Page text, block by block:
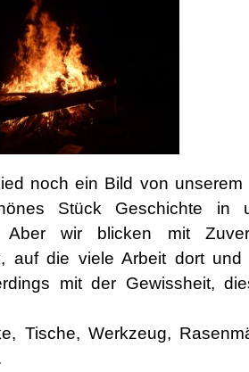
noch ein Bild von
Stück Geschichte in
Aber wir blicken mit
auf die viele Arbeit dort
mit der Gewissheit,
Tische, Werkzeug,